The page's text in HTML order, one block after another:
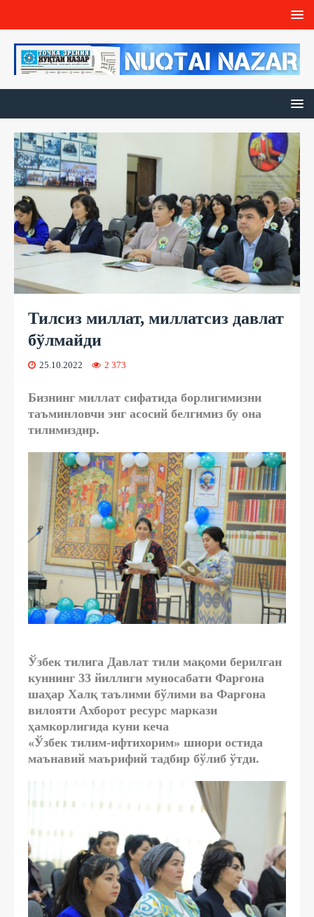
Тилсиз миллат, миллатсиз давлат
бўлмайди
25.10.2022 2 373
Бизнинг миллат сифатида борлигимизни
таъминловчи энг асосий белгимиз бу она
тилимиздир.
Ўзбек тилига Давлат тили мақоми берилган
куннинг 33 йиллиги муносабати Фарғона
шаҳар Халқ таълими бўлими ва Фарғона
вилояти Ахборот ресурс маркази
ҳамкорлигида куни кеча
«Ўзбек тилим-ифтихорим» шиори остида
маънавий маърифий тадбир бўлиб ўтди.